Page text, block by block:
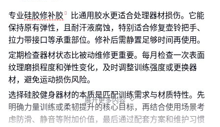
专业硅胶修补胶
比通用胶水更适合处理器材损伤。它能
保持原有弹性，且耐汗液腐蚀，特别适合修复壶铃把手、
拉力带接口等承重部位。修补后需静置足够时间再使用。
定期检查器材状态比被动维修更重要。每月检查一次表面
纹理磨损程度和弹性变化，及时调整训练强度或更换器
材，避免运动损伤风险。
选择硅胶健身器材的本质是匹配训练需求与材质特性。先
明确力量训练或柔韧提升的核心目标，再结合使用场景考
虑防滑、静音等附加价值，最后通过配套方案和维护习惯
展开更多内容 